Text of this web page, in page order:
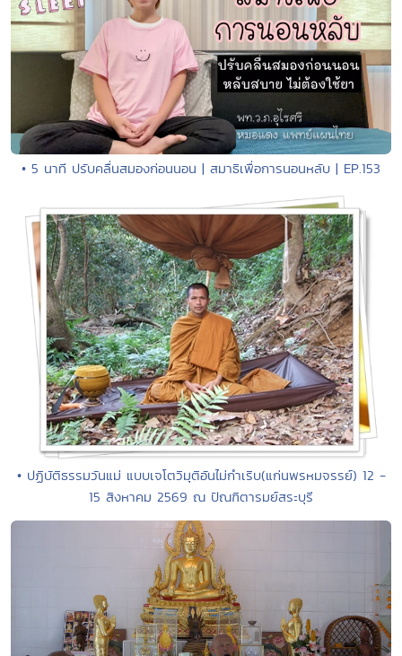
• 5 นาที ปรับคลื่นสมองก่อนนอน | สมาธิเพื่อการนอนหลับ | EP.153
• ปฏิบัติธรรมวันแม่ แบบเจโตวิมุติอันไม่กำเริบ(แก่นพรหมจรรย์) 12 -
15 สิงหาคม 2569 ณ ปัณฑิตารมย์สระบุรี